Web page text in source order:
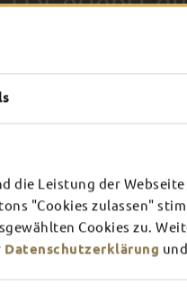
die Leistung der
"Cookies zulassen"
Cookies zu.
Datenschutzerklärung
RHÖN
Mehr
TOP-
In Fulda ist irgendwo immer
Theater – entdecke hier